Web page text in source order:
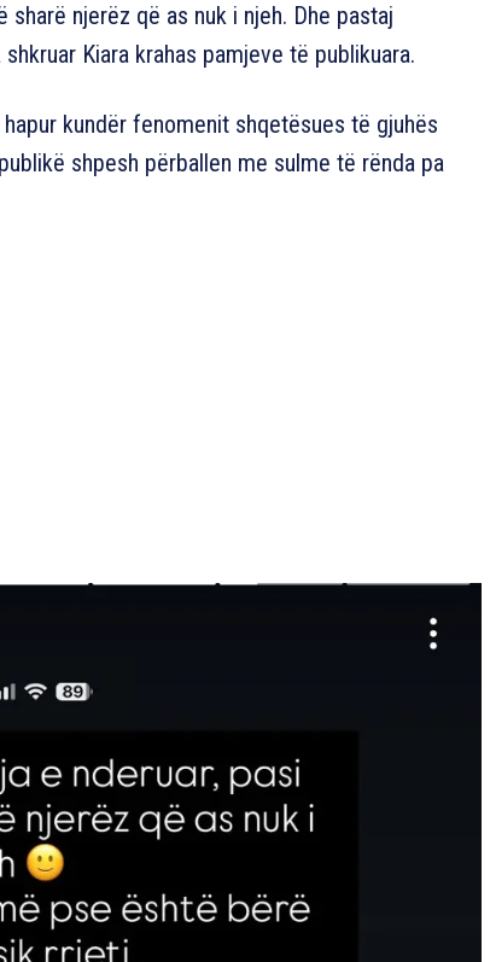
njerëz që as nuk i njeh. Dhe pastaj
Kiara krahas pamjeve të publikuara.
kundër fenomenit shqetësues të gjuhës
shpesh përballen me sulme të rënda pa